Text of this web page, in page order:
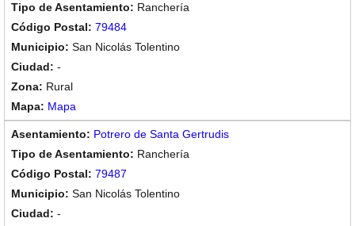
Ranchería
79484
San Nicolás Tolentino
-
Rural
Mapa
Potrero de Santa Gertrudis
Ranchería
79487
San Nicolás Tolentino
-